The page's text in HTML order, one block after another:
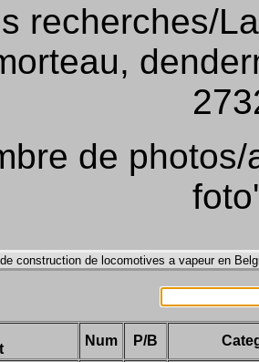
recherches/
de
Num P/B